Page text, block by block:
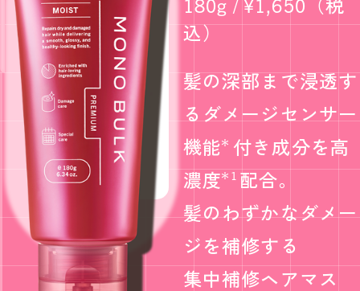
180g / ¥1,650（税
込）
髪の深部まで浸透す
るダメージセンサー
機能＊ 付き成分を高
濃度＊1 配合。
髪のわずかなダメー
ジを補修する
集中補修ヘアマス